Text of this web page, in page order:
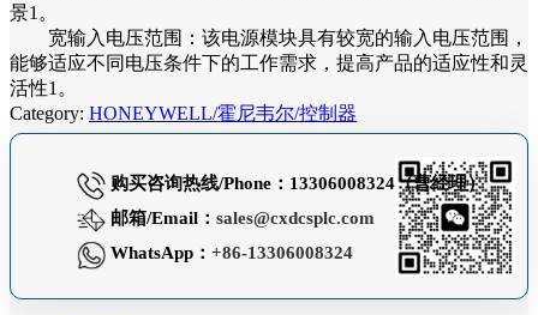
景1。
宽输入电压范围：该电源模块具有较宽的输入电压范围，
能够适应不同电压条件下的工作需求，提高产品的适应性和灵
活性1。
Category: HONEYWELL/霍尼韦尔/控制器
购买咨询热线/Phone：13306008324（曹经理）
邮箱/Email： sales@cxdcsplc.com
WhatsApp： +86-13306008324